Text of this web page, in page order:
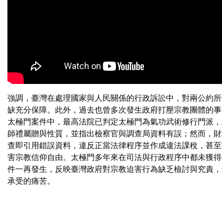
強調，臺灣在處理國家與人民關係的行政訴訟中，對兩公約
缺充分保障。此外，過去也曾多次發生政府打壓宗教團體的
太極門案件中，最高法院已判定太極門為氣功武術修行門派
師禮屬贈與性質，並指出檢察官與調查局資料有誤；然而，
查即引用錯誤資料，違反正當法律程序並作成違法課稅，甚
害宗教信仰自由。太極門多年來在司法與行政程序中都未獲
件一再發生，反映臺灣政府對宗教迫害行為缺乏檢討與究責
承受的痛苦。